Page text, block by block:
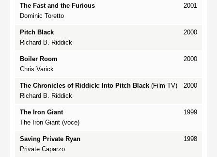
2001
The Fast and the Furious
Dominic Toretto
2000
Pitch Black
Richard B. Riddick
2000
Boiler Room
Chris Varick
2000
The Chronicles of Riddick: Into Pitch Black (Film TV)
Richard B. Riddick
1999
The Iron Giant
The Iron Giant (voce)
1998
Saving Private Ryan
Private Caparzo